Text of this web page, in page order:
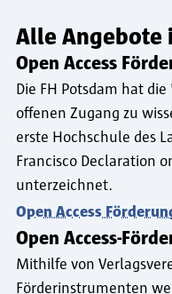
Alle Angebote
Open Access
Die FH Potsdam hat
offenen Zugang zu
erste Hochschule des
Francisco Declaration
unterzeichnet.
Open Access
Open Access-
Mithilfe von
Förderinstrumenten